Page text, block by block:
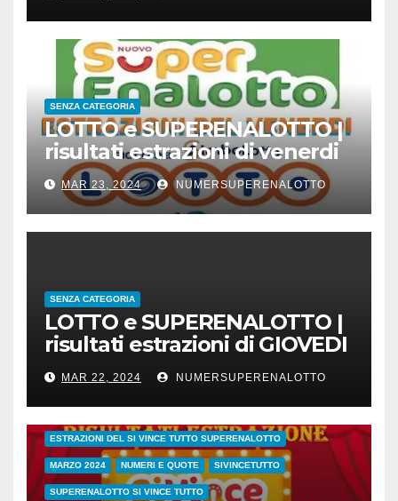
SENZA CATEGORIA
LOTTO e SUPERENALOTTO |
risultati estrazioni di venerdi
22 marzo 2024
MAR 23, 2024 NUMERSUPERENALOTTO
SENZA CATEGORIA
LOTTO e SUPERENALOTTO |
risultati estrazioni di GIOVEDI
21 marzo 2024
MAR 22, 2024 NUMERSUPERENALOTTO
CONC.212 MERCOLEDI 20 MARZO 2024
ESTRAZIONI DEL SI VINCE TUTTO SUPERENALOTTO
MARZO 2024 NUMERI E QUOTE SIVINCETUTTO
SUPERENALOTTO SI VINCE TUTTO